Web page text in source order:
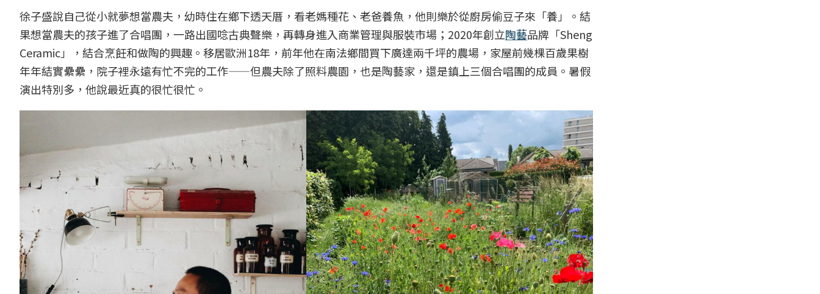
徐子盛說自己從小就夢想當農夫，幼時住在鄉下透天厝，看老媽種花、老爸養魚，他則樂於從廚房偷豆子來「養」。結
果想當農夫的孩子進了合唱團，一路出國唸古典聲樂，再轉身進入商業管理與服裝市場；2020年創立陶藝品牌「Sheng
Ceramic」，結合烹飪和做陶的興趣。移居歐洲18年，前年他在南法鄉間買下廣達兩千坪的農場，家屋前幾棵百歲果樹
年年結實纍纍，院子裡永遠有忙不完的工作——但農夫除了照料農園，也是陶藝家，還是鎮上三個合唱團的成員。暑假
演出特別多，他說最近真的很忙很忙。